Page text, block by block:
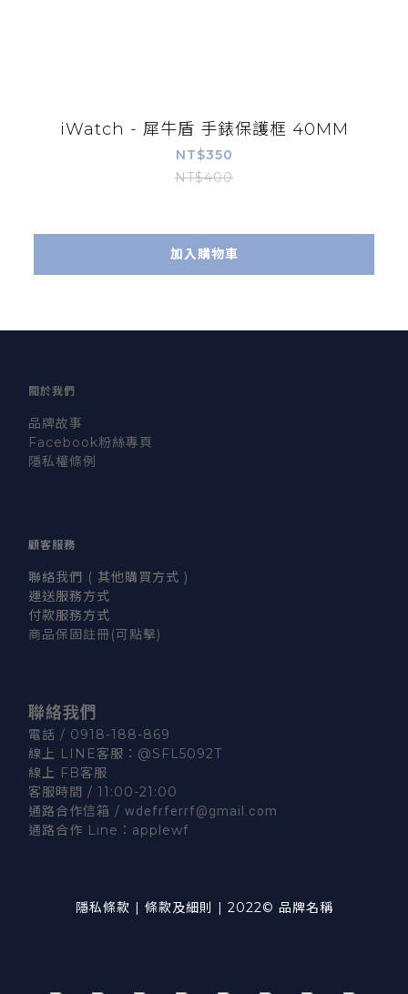
iWatch - 犀牛盾 手錶保護框 40MM
NT$350
NT$400
加入購物車
關於我們
品牌故事
Facebook粉絲專頁
隱私權條例
顧客服務
聯絡我們 ( 其他購買方式 )
運送服務方式
付款服務方式
商品保固註冊(可點擊)
聯絡我們
電話 / 0918-188-869
線上 LINE客服： @SFL5092T
線上 FB客服
客服時間 / 11:00-21:00
通路合作信箱 / wdefrferrf@gmail.com
通路合作 Line： applewf
隱私條款 條款及細則 2022© 品牌名稱